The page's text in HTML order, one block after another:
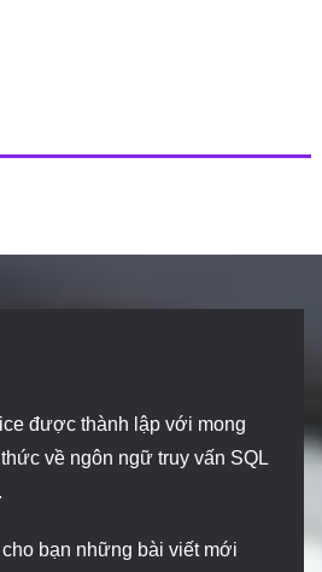
được thành lập với mong
về ngôn ngữ truy vấn SQL
bạn những bài viết mới